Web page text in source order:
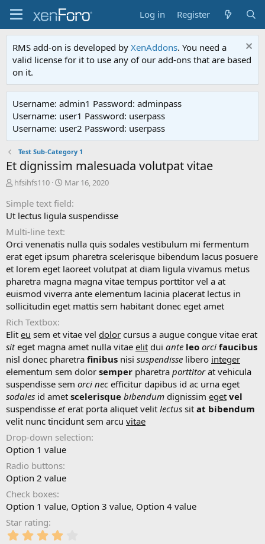
Log in Register
RMS add-on is developed by XenAddons. You need a
valid license for it to use any of our add-ons that are based
on it.
Username: admin1 Password: adminpass
Username: user1 Password: userpass
Username: user2 Password: userpass
Test Sub-Category 1
Et dignissim malesuada volutpat vitae
A
d
e
b
y
hfsihfs110
C
e
a
e
d
a
t
e
Mar 16, 2020
Simple text field
Ut lectus ligula suspendisse
Multi-line text
Orci venenatis nulla quis sodales vestibulum mi fermentum
erat eget ipsum pharetra scelerisque bibendum lacus posuere
et lorem eget laoreet volutpat at diam ligula vivamus metus
pharetra magna magna vitae tempus porttitor vel a at
euismod viverra ante elementum lacinia placerat lectus in
sollicitudin eget mattis sem habitant donec eget amet
Rich Textbox
Elit eu sem et vitae vel dolor cursus a augue congue vitae erat
siteget magna amet nulla vitae elit dui ante leo orci faucibus
nisl donec pharetra finibus nisi suspendisse libero integer
elementum sem dolor semper pharetra porttitorat vehicula
suspendisse sem orci nec efficitur dapibus id ac urna eget
sodales id amet scelerisque bibendum dignissim eget vel
suspendisse eterat porta aliquet velit lectus sit at bibendum
velit nunc tincidunt sem arcu vitae
Drop-down selection
Option 1 value
Radio buttons
Option 2 value
Check boxes
Option 1 value Option 3 value Option 4 value
Star rating